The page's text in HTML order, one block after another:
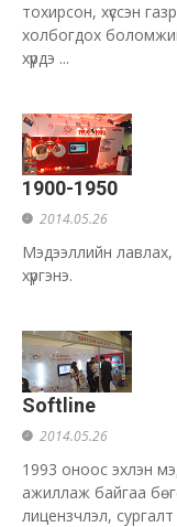
тохирсон, хүссэн
холбогдох
хүрдэ ...
1900-1950
2014.05.26
Мэдээллийн
хүргэнэ.
Softline
2014.05.26
1993 оноос эхлэн
ажиллаж байгаа
лицензчлэл, сургалт